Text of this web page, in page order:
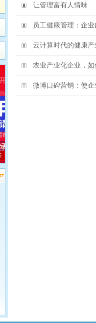
让管理富有人情味
员工健康管理：企
云计算时代的健康产
农业产业化企业，
微博口碑营销：使